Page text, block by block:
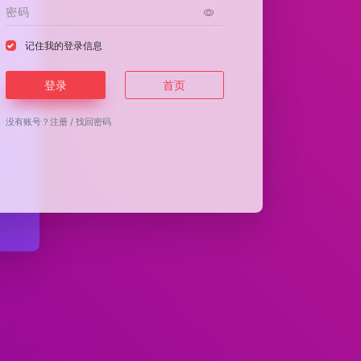
记住我的登录信息
登录 首页
没有账号？注册 /找回密码